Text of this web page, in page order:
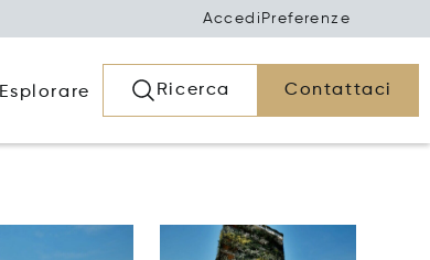
Accedi Preferenze
Esplorare Ricerca Contattaci